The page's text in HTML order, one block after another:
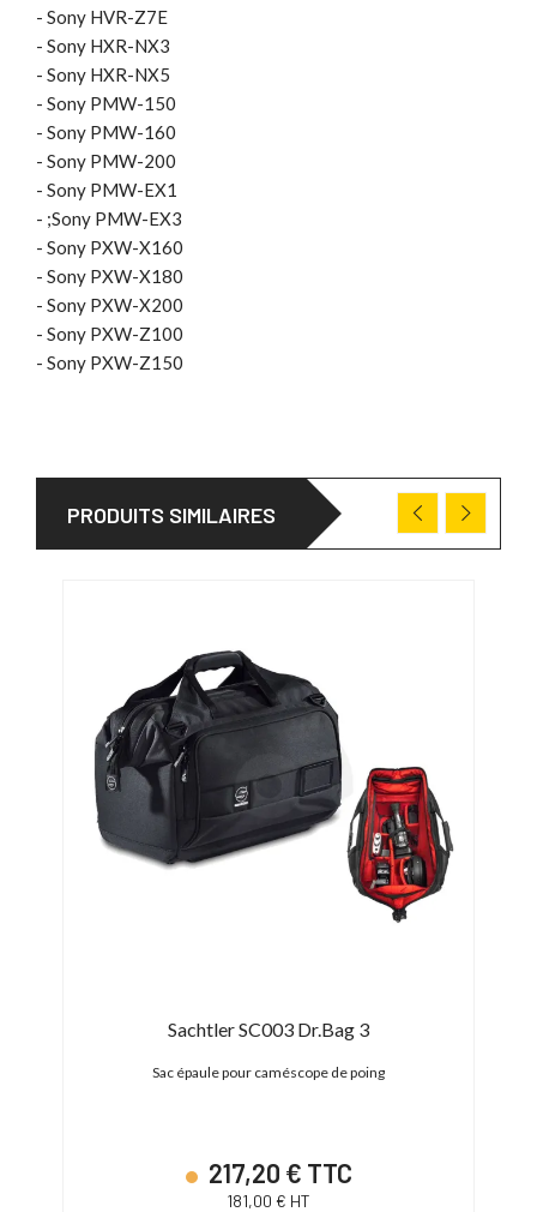
- Sony HVR-Z7E
- Sony HXR-NX3
- Sony HXR-NX5
- Sony PMW-150
- Sony PMW-160
- Sony PMW-200
- Sony PMW-EX1
- ;Sony PMW-EX3
- Sony PXW-X160
- Sony PXW-X180
- Sony PXW-X200
- Sony PXW-Z100
- Sony PXW-Z150
PRODUITS SIMILAIRES
Sachtler SC003 Dr.Bag 3
Sac épaule pour caméscope de poing
217,20 € TTC
181,00 € HT